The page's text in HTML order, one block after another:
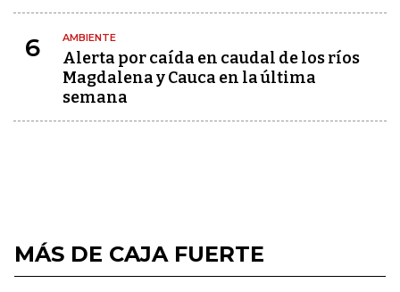
6 AMBIENTE
Alerta por caída en caudal de los ríos
Magdalena y Cauca en la última
semana
MÁS DE CAJA FUERTE